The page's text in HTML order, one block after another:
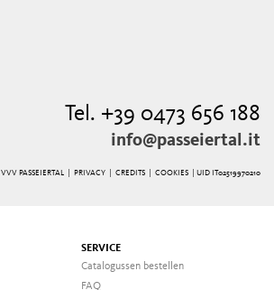
Tel. +39 0473 656 188
info@passeiertal.it
VVV PASSEIERTAL | PRIVACY| CREDITS| COOKIES | UID IT02519970210
SERVICE
Catalogussen bestellen
FAQ